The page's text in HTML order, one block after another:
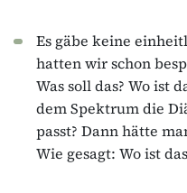
Es gäbe keine
hatten wir schon
Was soll das? Wo ist
dem Spektrum die
passt? Dann hätte
Wie gesagt: Wo ist